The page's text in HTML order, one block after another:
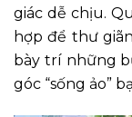
giác dễ chịu.
hợp để thư
bày trí những
góc “sống ảo”